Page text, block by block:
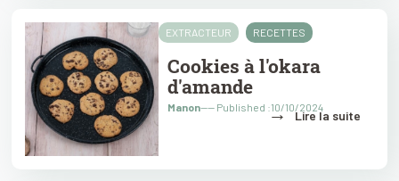
EXTRACTEUR RECETTES
Cookies à l'okara
d'amande
Manon---- Published :10/10/2024
→ Lire la suite